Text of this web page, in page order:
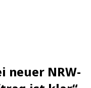
neuer NRW-